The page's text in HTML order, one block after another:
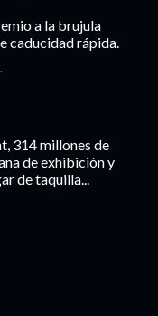
a la brujula
caducidad rápida.
314 millones de
de exhibición y
de taquilla...